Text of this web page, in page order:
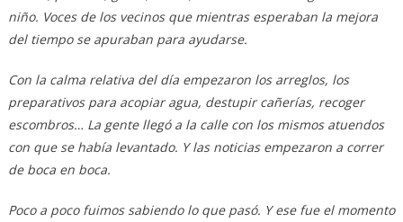
niño. Voces de los vecinos que mientras esperaban la mejora
del tiempo se apuraban para ayudarse.
Con la calma relativa del día empezaron los arreglos, los
preparativos para acopiar agua, destupir cañerías, recoger
escombros… La gente llegó a la calle con los mismos atuendos
con que se había levantado. Y las noticias empezaron a correr
de boca en boca.
Poco a poco fuimos sabiendo lo que pasó. Y ese fue el momento